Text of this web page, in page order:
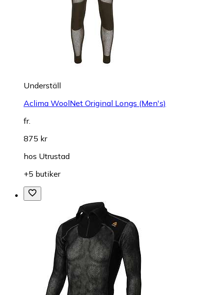
Underställ
Aclima WoolNet Original Longs (Men's)
fr.
875 kr
hos Utrustad
+5 butiker